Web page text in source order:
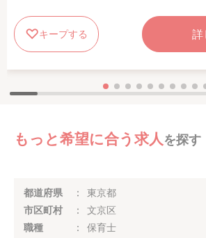
キープする 詳
もっと希望に合う求人 を探す
都道府県
東京都
市区町村
文京区
職種
保育士